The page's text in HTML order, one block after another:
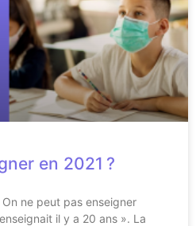
en 2021 ?
ne peut pas enseigner
il y a 20 ans ». La